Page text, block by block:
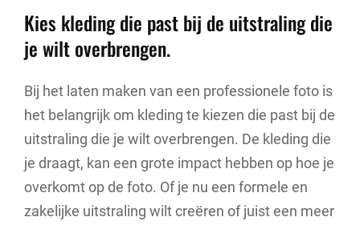
Kies kleding die past bij de uitstraling die
je wilt overbrengen.
Bij het laten maken van een professionele foto is
het belangrijk om kleding te kiezen die past bij de
uitstraling die je wilt overbrengen. De kleding die
je draagt, kan een grote impact hebben op hoe je
overkomt op de foto. Of je nu een formele en
zakelijke uitstraling wilt creëren of juist een meer